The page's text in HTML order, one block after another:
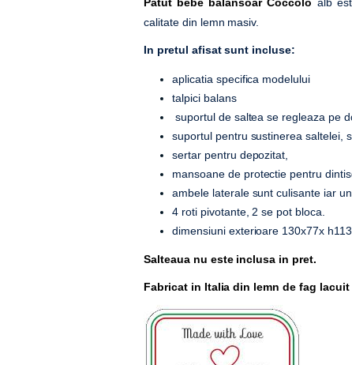
Patut bebe balansoar Coccolo alb
calitate din lemn masiv.
In pretul afisat sunt incluse:
aplicatia specifica modelului
talpici balans
suportul de saltea se regleaza pe
suportul pentru sustinerea saltelei,
sertar pentru depozitat,
mansoane de protectie pentru
ambele laterale sunt culisante iar
4 roti pivotante, 2 se pot bloca.
dimensiuni exterioare 130x77x
Salteaua nu este inclusa in pret.
Fabricat in Italia din lemn de fag